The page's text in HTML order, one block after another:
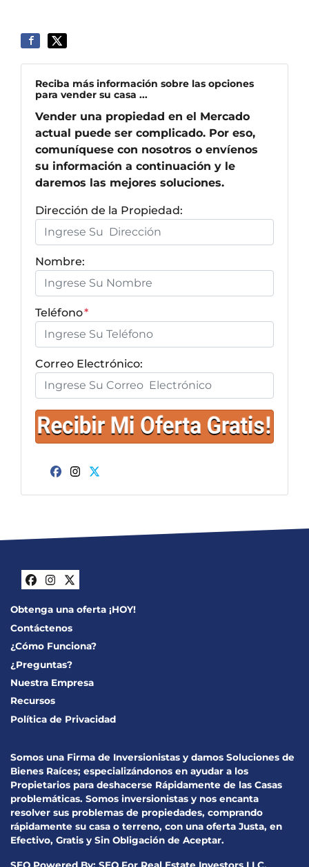
Reciba más información sobre las opciones
para vender su casa ...
Vender una propiedad en el Mercado
actual puede ser complicado. Por eso,
comuníquese con nosotros o envíenos
su información a continuación y le
daremos las mejores soluciones.
Dirección de la Propiedad:
Nombre:
Teléfono*
Correo Electrónico:
Facebook
Instagram
Twitter
Facebook
Instagram
Twitter
Obtenga una oferta ¡HOY!
Contáctenos
¿Cómo Funciona?
¿Preguntas?
Nuestra Empresa
Recursos
Política de Privacidad
Somos una Firma de Inversionistas y damos Soluciones de
Bienes Raíces; especializándonos en ayudar a los
Propietarios para deshacerse Rápidamente de las Casas
problemáticas. Somos inversionistas y nos encanta
resolver sus problemas de propiedades, comprando
rápidamente su casa o terreno, con una oferta Justa, en
Efectivo, Gratis y Sin Obligación de Aceptar.